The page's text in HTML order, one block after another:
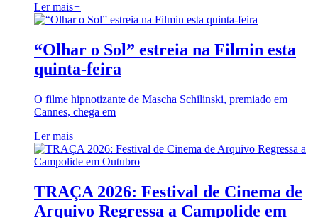
Ler mais+
“Olhar o Sol” estreia na Filmin esta
quinta-feira
O filme hipnotizante de Mascha Schilinski, premiado em
Cannes, chega em
Ler mais+
TRAÇA 2026: Festival de Cinema de
Arquivo Regressa a Campolide em